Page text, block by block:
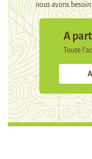
nous avons
A
Toute